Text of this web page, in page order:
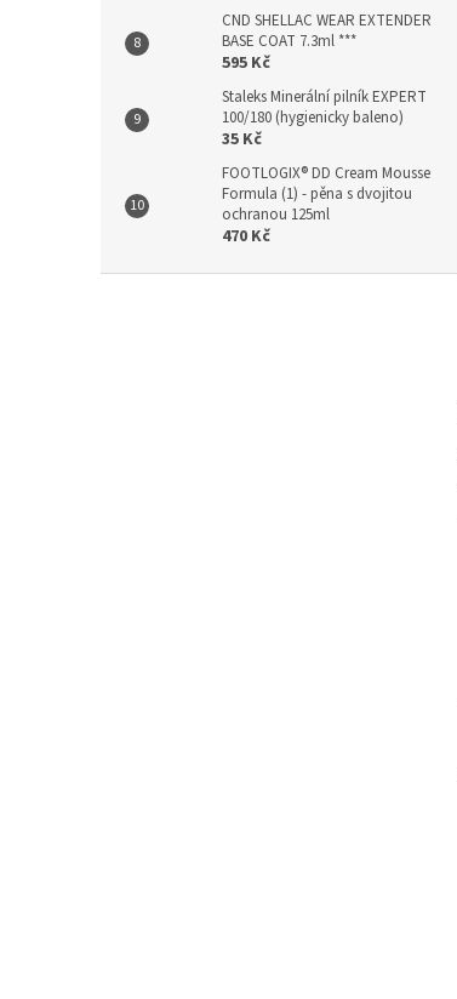
CND SHELLAC WEAR EXTENDER
BASE COAT 7.3ml ***
595 Kč
Staleks Minerální pilník EXPERT
100/180 (hygienicky baleno)
35 Kč
FOOTLOGIX® DD Cream Mousse
Formula (1) - pěna s dvojitou
ochranou 125ml
470 Kč